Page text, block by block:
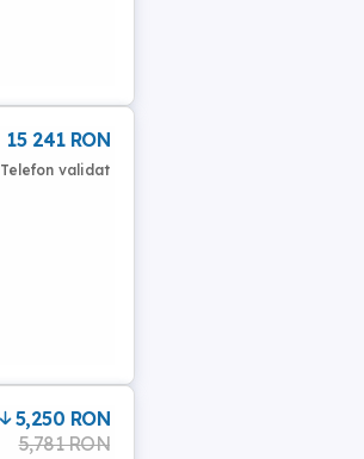
15 241 RON
Telefon validat
5,250 RON
5,781 RON